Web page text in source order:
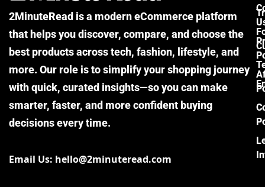
2MinuteRead is a modern eCommerce platform
that helps you discover, compare, and choose the
best products across tech, fashion, lifestyle, and
more. Our role is to simplify your shopping journey
with quick, curated insights—so you can make
smarter, faster, and more confident buying
decisions every time.
Email Us: hello@2minuteread.com